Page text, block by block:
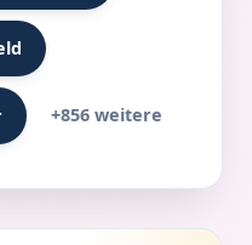
+856 weitere